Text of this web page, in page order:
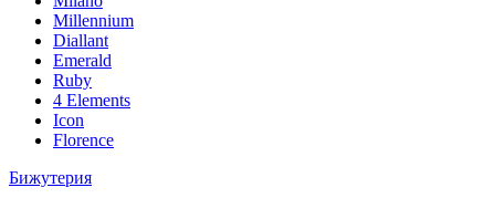
Millennium
Diallant
Emerald
Ruby
4 Elements
Icon
Florence
Бижутерия